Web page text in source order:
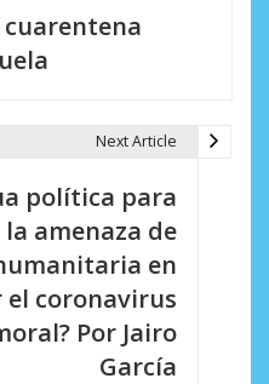
cuarentena
Next Article
política para
amenaza de
en
el coronavirus
Por Jairo
García